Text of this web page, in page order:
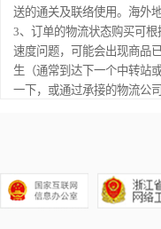
送的通关及联络使用。海外
3、订单的物流状态购买可
速度问题，可能会出现商品
生（通常到达下一个中转站
一下，或通过承接的物流公